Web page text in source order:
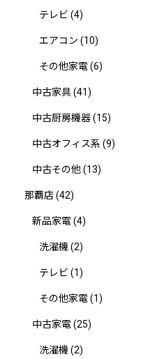
テレビ (4)
エアコン (10)
その他家電(6)
中古家具(41)
中古厨房機器(15)
中古オフィス系 (9)
中古その他(13)
那覇店(42)
新品家電(4)
洗濯機 (2)
テレビ (1)
その他家電(1)
中古家電(25)
洗濯機 (2)